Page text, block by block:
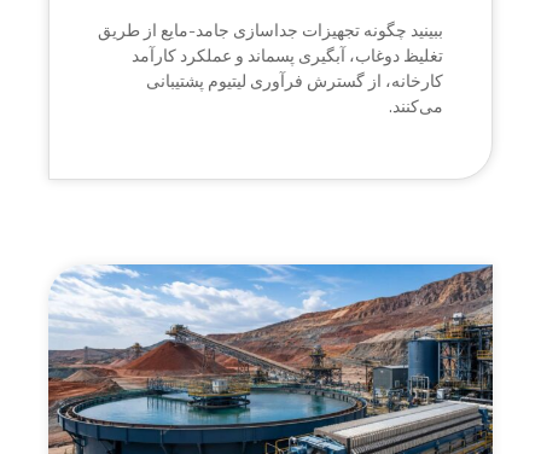
ببینید چگونه تجهیزات جداسازی جامد-مایع از طریق
تغلیظ دوغاب، آبگیری پسماند و عملکرد کارآمد
کارخانه، از گسترش فرآوری لیتیوم پشتیبانی
می‌کنند.